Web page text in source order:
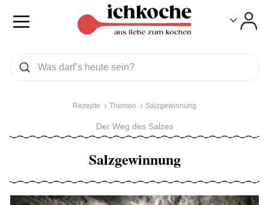
Was wollen Sie suchen
Suchen
Rezepte Themen Salzgewinnung
Der Weg des Salzes
Salzgewinnung